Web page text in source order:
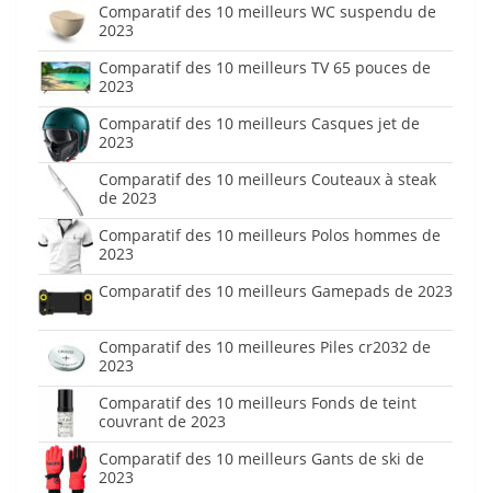
Comparatif des 10 meilleurs WC suspendu de
2023
Comparatif des 10 meilleurs TV 65 pouces de
2023
Comparatif des 10 meilleurs Casques jet de
2023
Comparatif des 10 meilleurs Couteaux à steak
de 2023
Comparatif des 10 meilleurs Polos hommes de
2023
Comparatif des 10 meilleurs Gamepads de 2023
Comparatif des 10 meilleures Piles cr2032 de
2023
Comparatif des 10 meilleurs Fonds de teint
couvrant de 2023
Comparatif des 10 meilleurs Gants de ski de
2023